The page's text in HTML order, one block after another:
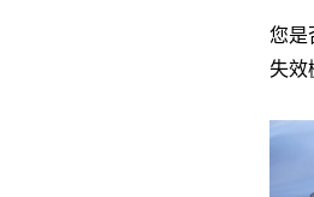
您是
失效